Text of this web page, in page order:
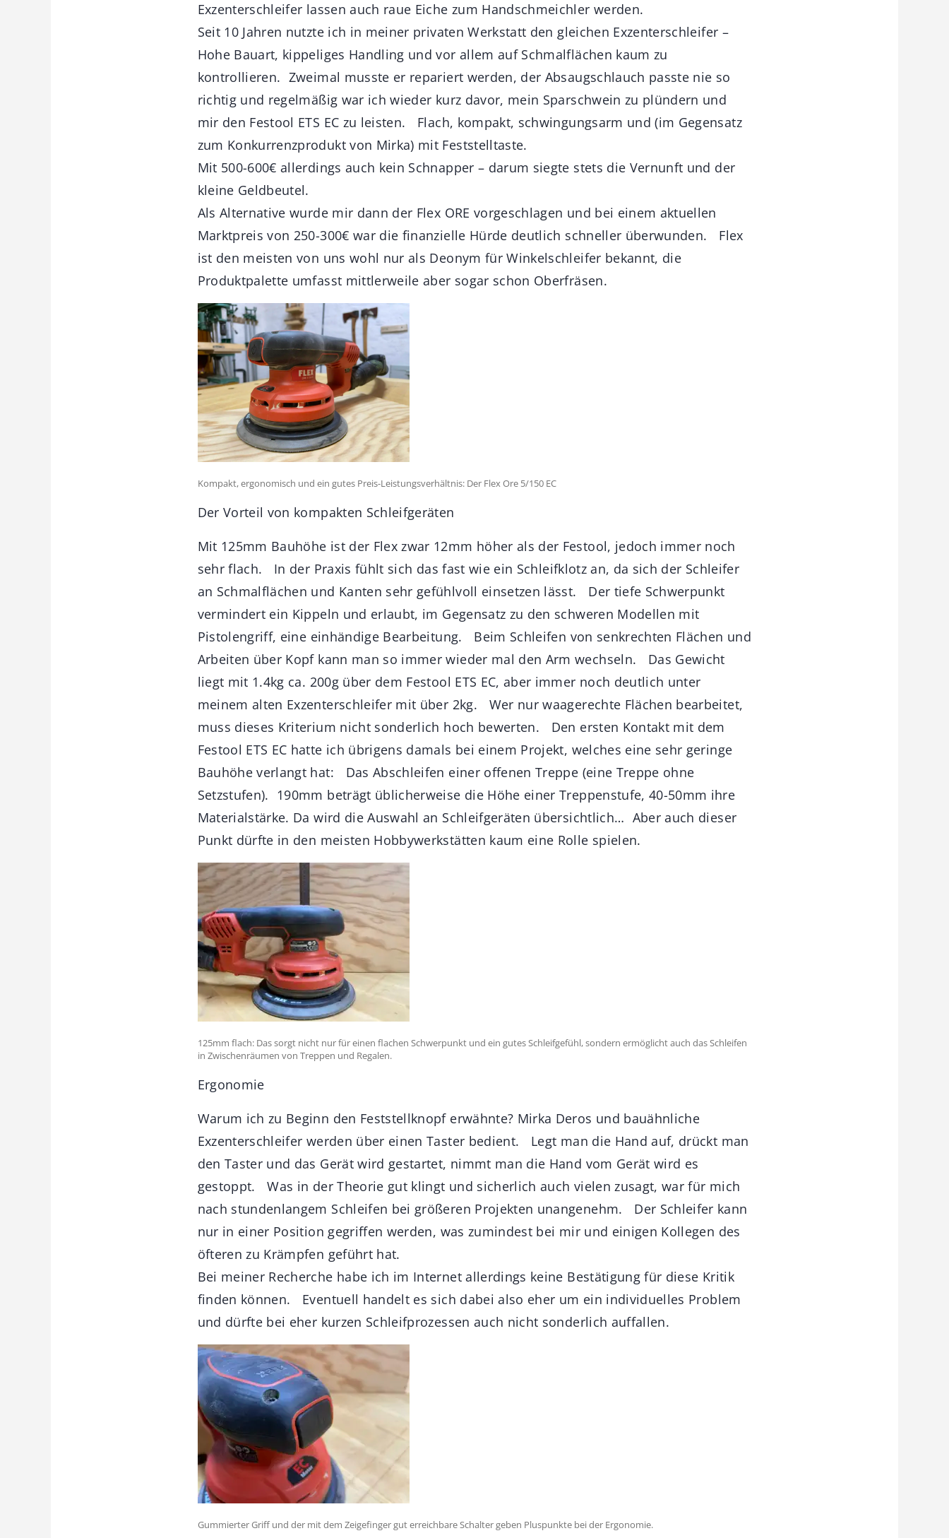
Exzenterschleifer lassen auch raue Eiche zum Handschmeichler werden.
Seit 10 Jahren nutzte ich in meiner privaten Werkstatt den gleichen Exzenterschleifer –
Hohe Bauart, kippeliges Handling und vor allem auf Schmalflächen kaum zu
kontrollieren. Zweimal musste er repariert werden, der Absaugschlauch passte nie so
richtig und regelmäßig war ich wieder kurz davor, mein Sparschwein zu plündern und
mir den Festool ETS EC zu leisten. Flach, kompakt, schwingungsarm und (im Gegensatz
zum Konkurrenzprodukt von Mirka) mit Feststelltaste.
Mit 500-600€ allerdings auch kein Schnapper – darum siegte stets die Vernunft und der
kleine Geldbeutel.
Als Alternative wurde mir dann der Flex ORE vorgeschlagen und bei einem aktuellen
Marktpreis von 250-300€ war die finanzielle Hürde deutlich schneller überwunden. Flex
ist den meisten von uns wohl nur als Deonym für Winkelschleifer bekannt, die
Produktpalette umfasst mittlerweile aber sogar schon Oberfräsen.
Kompakt, ergonomisch und ein gutes Preis-Leistungsverhältnis: Der Flex Ore 5/150 EC
Der Vorteil von kompakten Schleifgeräten
Mit 125mm Bauhöhe ist der Flex zwar 12mm höher als der Festool, jedoch immer noch
sehr flach. In der Praxis fühlt sich das fast wie ein Schleifklotz an, da sich der Schleifer
an Schmalflächen und Kanten sehr gefühlvoll einsetzen lässt. Der tiefe Schwerpunkt
vermindert ein Kippeln und erlaubt, im Gegensatz zu den schweren Modellen mit
Pistolengriff, eine einhändige Bearbeitung. Beim Schleifen von senkrechten Flächen und
Arbeiten über Kopf kann man so immer wieder mal den Arm wechseln. Das Gewicht
liegt mit 1.4kg ca. 200g über dem Festool ETS EC, aber immer noch deutlich unter
meinem alten Exzenterschleifer mit über 2kg. Wer nur waagerechte Flächen bearbeitet,
muss dieses Kriterium nicht sonderlich hoch bewerten. Den ersten Kontakt mit dem
Festool ETS EC hatte ich übrigens damals bei einem Projekt, welches eine sehr geringe
Bauhöhe verlangt hat: Das Abschleifen einer offenen Treppe (eine Treppe ohne
Setzstufen). 190mm beträgt üblicherweise die Höhe einer Treppenstufe, 40-50mm ihre
Materialstärke. Da wird die Auswahl an Schleifgeräten übersichtlich… Aber auch dieser
Punkt dürfte in den meisten Hobbywerkstätten kaum eine Rolle spielen.
125mm flach: Das sorgt nicht nur für einen flachen Schwerpunkt und ein gutes Schleifgefühl, sondern ermöglicht auch das Schleifen
in Zwischenräumen von Treppen und Regalen.
Ergonomie
Warum ich zu Beginn den Feststellknopf erwähnte? Mirka Deros und bauähnliche
Exzenterschleifer werden über einen Taster bedient. Legt man die Hand auf, drückt man
den Taster und das Gerät wird gestartet, nimmt man die Hand vom Gerät wird es
gestoppt. Was in der Theorie gut klingt und sicherlich auch vielen zusagt, war für mich
nach stundenlangem Schleifen bei größeren Projekten unangenehm. Der Schleifer kann
nur in einer Position gegriffen werden, was zumindest bei mir und einigen Kollegen des
öfteren zu Krämpfen geführt hat.
Bei meiner Recherche habe ich im Internet allerdings keine Bestätigung für diese Kritik
finden können. Eventuell handelt es sich dabei also eher um ein individuelles Problem
und dürfte bei eher kurzen Schleifprozessen auch nicht sonderlich auffallen.
Gummierter Griff und der mit dem Zeigefinger gut erreichbare Schalter geben Pluspunkte bei der Ergonomie.